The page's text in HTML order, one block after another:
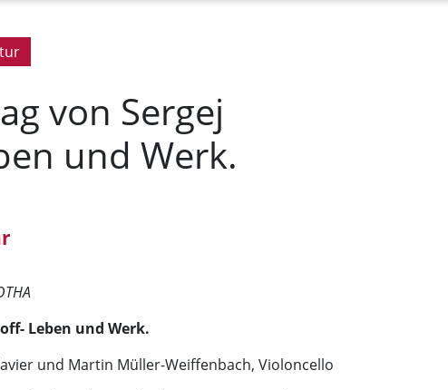
von Sergej
und Werk.
Leben und Werk.
und Martin Müller-Weiffenbach, Violoncello